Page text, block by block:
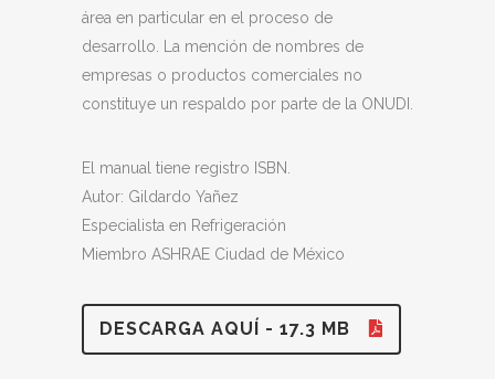
área en particular en el proceso de
desarrollo. La mención de nombres de
empresas o productos comerciales no
constituye un respaldo por parte de la ONUDI.
El manual tiene registro ISBN.
Autor: Gildardo Yañez
Especialista en Refrigeración
Miembro ASHRAE Ciudad de México
DESCARGA AQUÍ - 17.3 MB